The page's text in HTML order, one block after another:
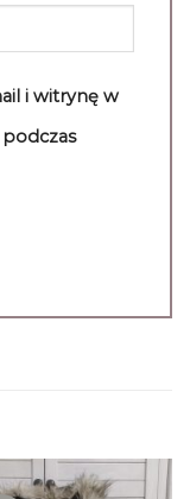
i witrynę w